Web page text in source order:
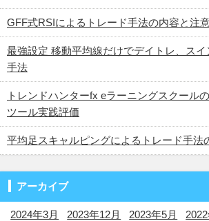
GFF式RSIによるトレード手法の内容と注
最強設定 移動平均線だけでデイトレ、ス
手法
トレンドハンターfx eラーニングスクール
ツール実践評価
平均足スキャルピングによるトレード手法
アーカイブ
2024年3月 2023年12月 2023年5月